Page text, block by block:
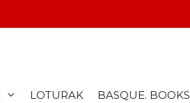
LOTURAK BASQUE. BOOKS